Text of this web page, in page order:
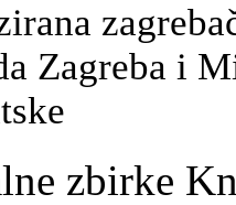
Zagreba i
zbirke